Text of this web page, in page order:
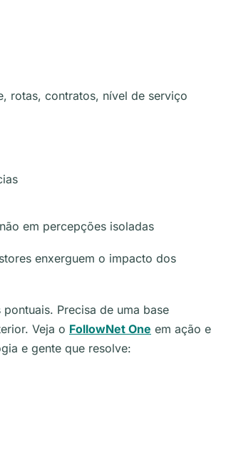
rotas, contratos, nível de serviço
em percepções isoladas
enxerguem o impacto dos
Precisa de uma base
Veja o FollowNet One em ação e
e gente que resolve: